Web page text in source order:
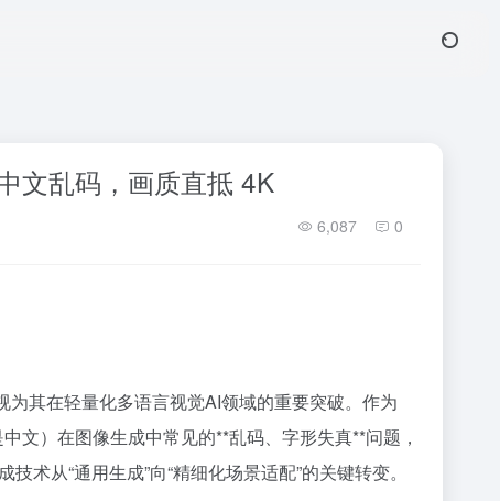
文乱码，画质直抵 4K
6,087 0
其在轻量化多语言视觉AI领域的重要突破。作为
文）在图像生成中常见的**乱码、字形失真**问题，
术从“通用生成”向“精细化场景适配”的关键转变。